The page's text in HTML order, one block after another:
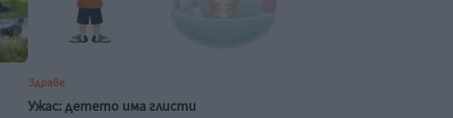
Здраве
Ужас: детето има глисти